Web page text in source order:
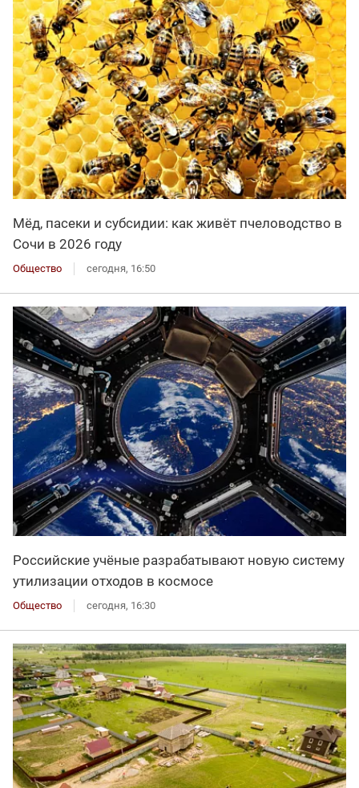
Мёд, пасеки и субсидии: как живёт пчеловодство в
Сочи в 2026 году
Общество сегодня, 16:50
Российские учёные разрабатывают новую систему
утилизации отходов в космосе
Общество сегодня, 16:30